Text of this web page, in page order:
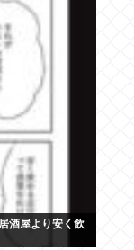
酒屋より安く飲